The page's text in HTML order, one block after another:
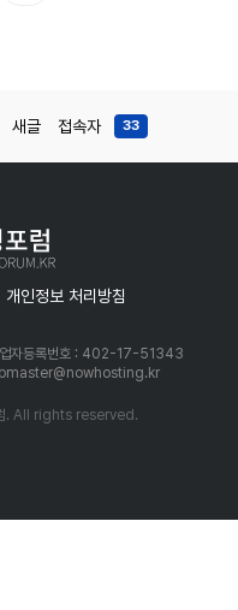
새글 접속자 33
개인정보 처리방침
자등록번호 : 402-17-51343
. All rights reserved.